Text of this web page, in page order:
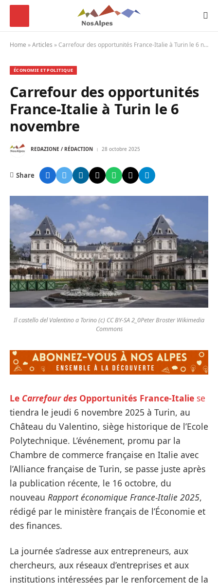
Home »Articles »Carrefour des opportunités France-Italie à Turin le 6 novembre
ÉCONOMIE ET POLITIQUE
Carrefour des opportunités
France-Italie à Turin le 6
novembre
REDAZIONE / RÉDACTION 28 octobre 2025
Share
Il castello del Valentino a Torino (c) CC BY-SA 2_0Peter Broster Wikimedia
Commons
Le Carrefour des Opportunités France-Italie se
tiendra le jeudi 6 novembre 2025 à Turin, au
Château du Valentino, siège historique de l’Ecole
Polytechnique. L’événement, promu par la
Chambre de commerce française en Italie avec
l’Alliance française de Turin, se passe juste après
la publication récente, le 16 octobre, du
nouveau Rapport économique France-Italie 2025,
rédigé par le ministère français de l’Économie et
des finances.
La journée s’adresse aux entrepreneurs, aux
chercheurs, aux réseaux d’entreprises et aux
institutions intéressées par le renforcement de la